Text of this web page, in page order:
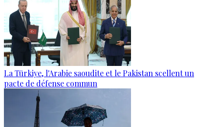
La Türkiye, l'Arabie saoudite et le Pakistan scellent un
pacte de défense commun